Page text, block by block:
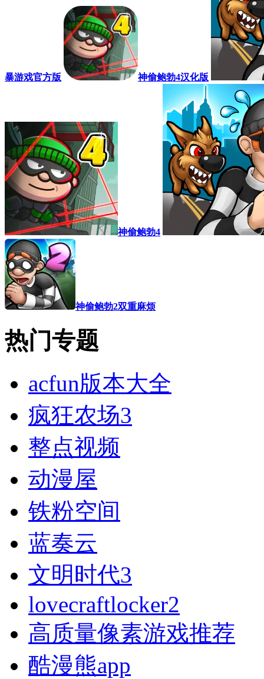
暴游戏官方版 神偷鲍勃4汉化版
神偷鲍勃4
神偷鲍勃2双重麻烦
热门专题
acfun版本大全
疯狂农场3
整点视频
动漫屋
铁粉空间
蓝奏云
文明时代3
lovecraftlocker2
高质量像素游戏推荐
酷漫熊app